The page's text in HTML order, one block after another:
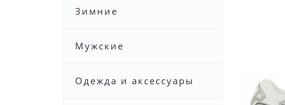
Зимние
Мужские
Одежда и аксессуары